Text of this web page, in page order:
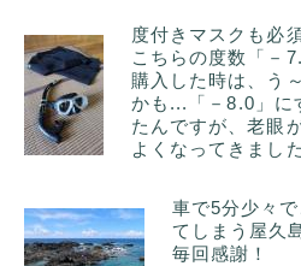
度付きマスクも必須
こちらの度数「－
購入した時は、う
かも...「－8.0」に
たんですが、老眼
よくなってきまし
車で5分少々
てしまう屋久
毎回感謝！